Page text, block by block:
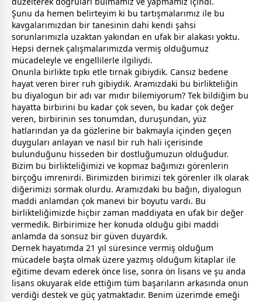
Şunu da hemen belirteyim ki bu tartışmalarımız ile bu
kavgalarımızdan bir tanesinin dahi kendi şahsi
sorunlarımızla uzaktan yakından en ufak bir alakası yoktu.
Hepsi dernek çalışmalarımızda vermiş olduğumuz
mücadeleyle ve engellilerle ilgiliydi.
Onunla birlikte tıpkı etle tırnak gibiydik. Cansız bedene
hayat veren birer ruh gibiydik. Aramızdaki bu birlikteliğin
bu diyalogun bir adı var mıdır bilemiyorum? Tek bildiğim bu
hayatta birbirini bu kadar çok seven, bu kadar çok değer
veren, birbirinin ses tonumdan, duruşundan, yüz
hatlarından ya da gözlerine bir bakmayla içinden geçen
duyguları anlayan ve nasıl bir ruh hali içerisinde
bulunduğunu hisseden bir dostluğumuzun olduğudur.
Bizim bu birlikteliğimizi ve kopmaz bağımızı görenlerin
birçoğu imrenirdi. Birimizden birimizi tek görenler ilk olarak
diğerimizi sormak olurdu. Aramızdaki bu bağın, diyalogun
maddi anlamdan çok manevi bir boyutu vardı. Bu
birlikteliğimizde hiçbir zaman maddiyata en ufak bir değer
vermedik. Birbirimize her konuda olduğu gibi maddi
anlamda da sonsuz bir güven duyardık.
Dernek hayatımda 21 yıl süresince vermiş olduğum
mücadele başta olmak üzere yazmış olduğum kitaplar ile
eğitime devam ederek önce lise, sonra ön lisans ve şu anda
lisans okuyarak elde ettiğim tüm başarıların arkasında onun
verdiği destek ve güç yatmaktadır. Benim üzerimde emeği